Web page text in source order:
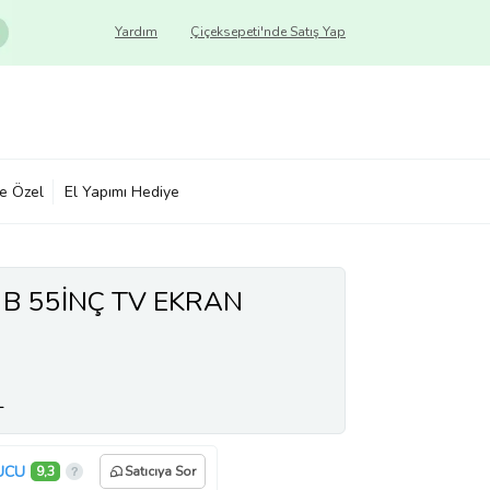
Çiçeksepeti'nde Satış Yap
Yardım
Özel El Yapımı Hediye
55İNÇ TV EKRAN
9,3 Satıcıya Sor